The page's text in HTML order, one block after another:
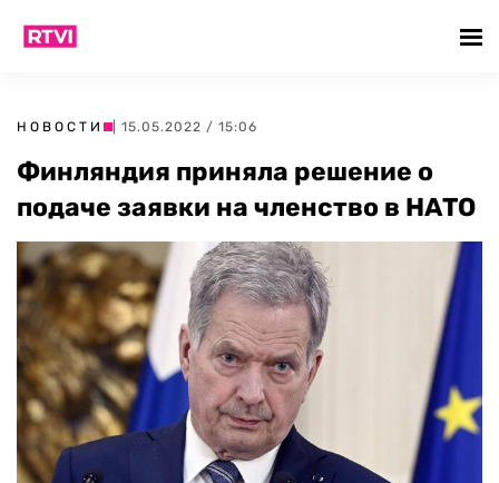
НОВОСТИ | 15.05.2022 / 15:06
Финляндия приняла решение о
подаче заявки на членство в НАТО